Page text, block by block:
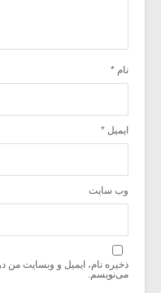
نام *
ایمیل *
وب‌ سایت
ذخیره نام، ایمیل و وبسایت من
می‌نویسم.